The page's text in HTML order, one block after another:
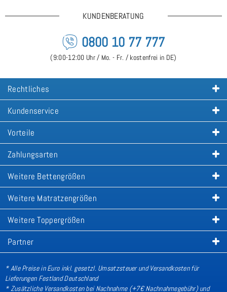
KUNDENBERATUNG
0800 10 77 777
(9:00-12:00 Uhr / Mo. - Fr. / kostenfrei in DE)
Rechtliches
Kundenservice
Vorteile
Zahlungsarten
Weitere Bettengrößen
Weitere Matratzengrößen
Weitere Toppergrößen
Partner
* Alle Preise in Euro inkl. gesetzl. Umsatzsteuer und Versandkosten für
Lieferungen Festland Deutschland
* Zusätzliche Versandkosten bei Nachnahme (+7€ Nachnahmegebühr) und